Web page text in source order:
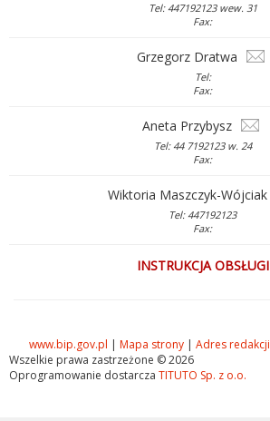
Tel: 447192123 wew. 31
Fax:
Grzegorz Dratwa
Tel:
Fax:
Aneta Przybysz
Tel: 44 7192123 w. 24
Fax:
Wiktoria Maszczyk-Wójciak
Tel: 447192123
Fax:
INSTRUKCJA OBSŁUGI
www.bip.gov.pl | Mapa strony | Adres redakcji
Wszelkie prawa zastrzeżone © 2026
Oprogramowanie dostarcza TITUTO Sp. z o.o.